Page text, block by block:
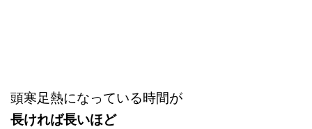
頭寒足熱になっている時間が
長ければ長いほど